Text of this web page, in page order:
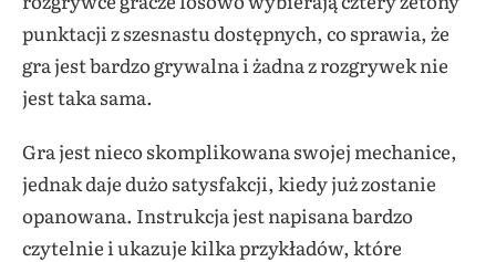
punktacji z szesnastu dostępnych, co sprawia, że
gra jest bardzo grywalna i żadna z rozgrywek nie
jest taka sama.
Gra jest nieco skomplikowana swojej mechanice,
jednak daje dużo satysfakcji, kiedy już zostanie
opanowana. Instrukcja jest napisana bardzo
czytelnie i ukazuje kilka przykładów, które